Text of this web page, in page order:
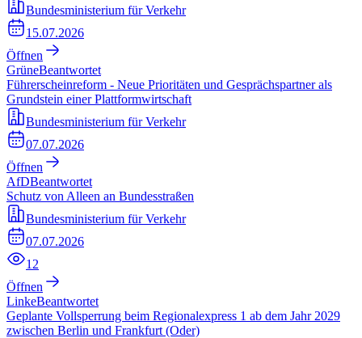
Bundesministerium für Verkehr
15.07.2026
Öffnen
GrüneBeantwortet
Führerscheinreform - Neue Prioritäten und Gesprächspartner als
Grundstein einer Plattformwirtschaft
Bundesministerium für Verkehr
07.07.2026
Öffnen
AfDBeantwortet
Schutz von Alleen an Bundesstraßen
Bundesministerium für Verkehr
07.07.2026
12
Öffnen
LinkeBeantwortet
Geplante Vollsperrung beim Regionalexpress 1 ab dem Jahr 2029
zwischen Berlin und Frankfurt (Oder)